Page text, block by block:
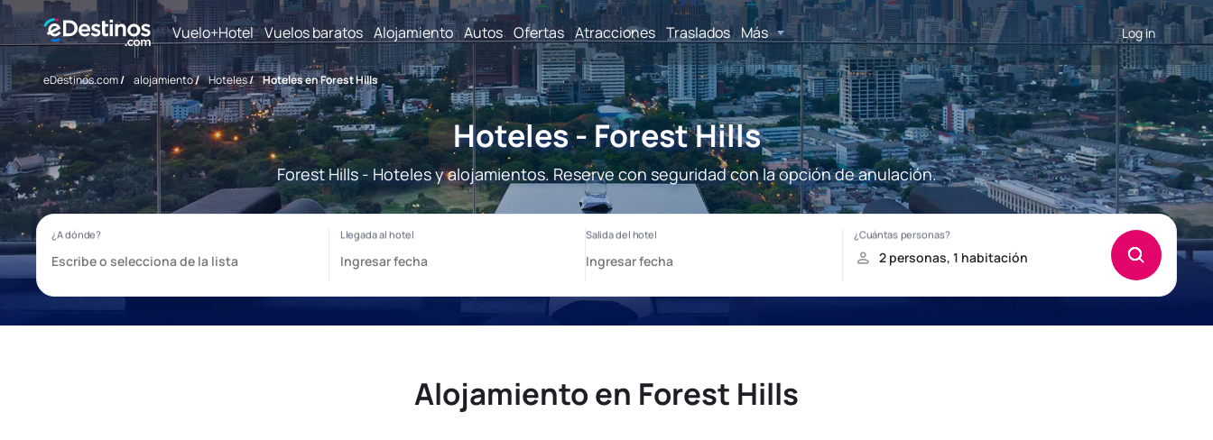
Vuelo+Hotel Vuelos baratos Alojamiento Autos Ofertas Atracciones Traslados Más Log in
eDestinos.com/ alojamiento/ Hoteles/ Hoteles en Forest Hills
Hoteles - Forest Hills
Forest Hills - Hoteles y alojamientos. Reserve con seguridad con la opción de anulación.
Alojamiento en Forest Hills